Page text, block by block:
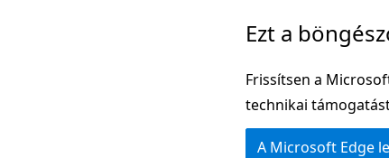
Ezt a
Frissítsen a
technikai
A Microsoft Edge